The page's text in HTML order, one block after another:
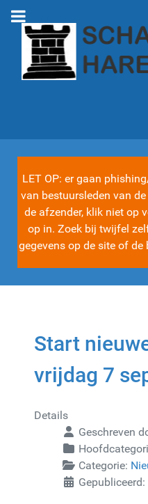
LET OP: er gaan
van bestuursleden van
de afzender, klik niet op
op in. Zoek bij twijfel
gegevens op de site of
Start
vrijdag 7
Details
Geschreven
Categorie: